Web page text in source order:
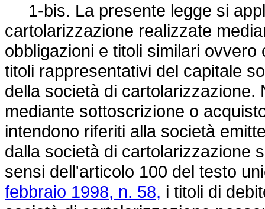
1-bis. La presente legge si
cartolarizzazione realizzate
obbligazioni e titoli similari
titoli rappresentativi del capitale
della società di
mediante sottoscrizione o
intendono riferiti alla società
dalla società di cartolarizzazione
sensi dell'articolo 100 del testo
febbraio 1998, n. 58, i titoli di